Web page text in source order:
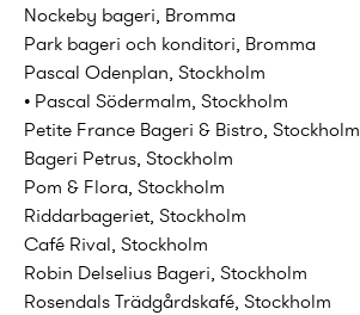
Nockeby bageri, Bromma
Park bageri och konditori, Bromma
Pascal Odenplan, Stockholm
• Pascal Södermalm, Stockholm
Petite France Bageri & Bistro, Stockholm
Bageri Petrus, Stockholm
Pom & Flora, Stockholm
Riddarbageriet, Stockholm
Café Rival, Stockholm
Robin Delselius Bageri, Stockholm
Rosendals Trädgårdskafé, Stockholm